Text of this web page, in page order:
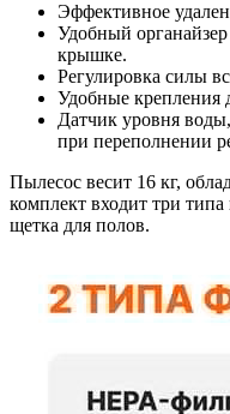
Эффективное
Удобный
крышке.
Регулировка силы
Удобные крепления
Датчик уровня
при переполнении
Пылесос весит 16 кг,
комплект входит три
щетка для полов.